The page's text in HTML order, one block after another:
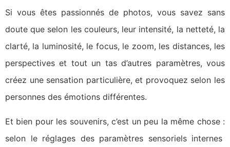
Si vous êtes passionnés de photos, vous savez sans
doute que selon les couleurs, leur intensité, la netteté, la
clarté, la luminosité, le focus, le zoom, les distances, les
perspectives et tout un tas d’autres paramètres, vous
créez une sensation particulière, et provoquez selon les
personnes des émotions différentes.
Et bien pour les souvenirs, c’est un peu la même chose :
selon le réglages des paramètres sensoriels internes